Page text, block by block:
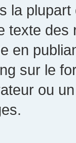
la
texte
en
sur le
ou